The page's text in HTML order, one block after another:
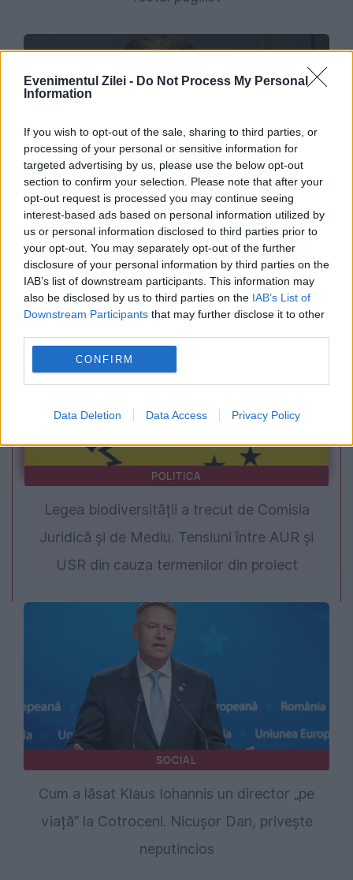
Evenimentul Zilei - Do Not Process My Personal
Information
If you wish to opt-out of the sale, sharing to third parties, or
processing of your personal or sensitive information for
targeted advertising by us, please use the below opt-out
section to confirm your selection. Please note that after your
opt-out request is processed you may continue seeing
interest-based ads based on personal information utilized by
us or personal information disclosed to third parties prior to
your opt-out. You may separately opt-out of the further
disclosure of your personal information by third parties on the
IAB’s list of downstream participants. This information may
also be disclosed by us to third parties on the IAB’s List of
Downstream Participants that may further disclose it to other
CONFIRM
Data Deletion Data Access Privacy Policy
INTERNATIONAL
Chipuri reconstruite după aproape 2.000 de
ani. Cum arătau oamenii care trăiau într-un
oraș roman
POLITICA
Legea biodiversității a trecut de Comisia
Juridică și de Mediu. Tensiuni între AUR și
USR din cauza termenilor din proiect
SOCIAL
Cum a lăsat Klaus Iohannis un director „pe
viață” la Cotroceni. Nicușor Dan, privește
neputincios